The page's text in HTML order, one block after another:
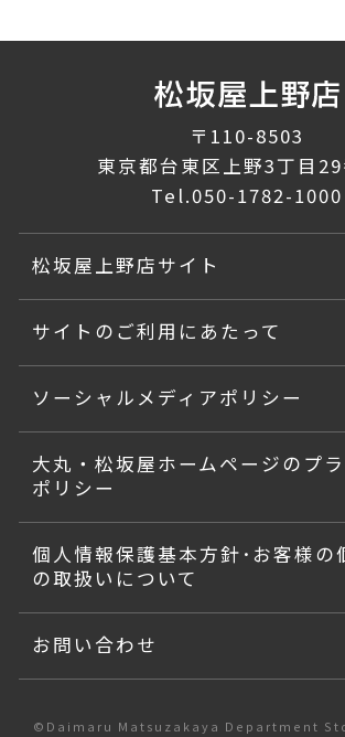
〒110-8503
東京都台東区上野3丁目
Tel.050-1782-1000
松坂屋上野店サイト
サイトのご利用にあたって
ソーシャルメディアポリシー
大丸・松坂屋ホームページのプ
ポリシー
個人情報保護基本方針･お客様の
の取扱いについて
お問い合わせ
©Daimaru Matsuzakaya Department